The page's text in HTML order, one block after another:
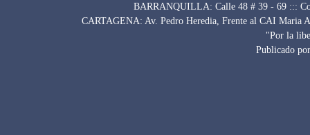
BARRANQUILLA: Calle 48 # 39 - 69 :::
CARTAGENA: Av. Pedro Heredia, Frente al CAI Maria
"Por la
Publicado